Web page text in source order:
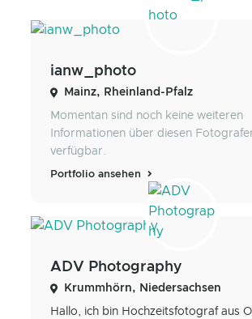
ianw_photo
Mainz, Rheinland-Pfalz
Momentan sind noch keine weiteren
Informationen über diesen
verfügbar.
Portfolio ansehen
ADV Photography
Krummhörn, Niedersachsen
Hallo, ich bin Hochzeitsfotograf aus